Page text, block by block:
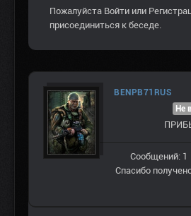
Пожалуйста Войти или
присоединиться к беседе.
BENPB71RUS
Не
Сообщений: 1
Спасибо